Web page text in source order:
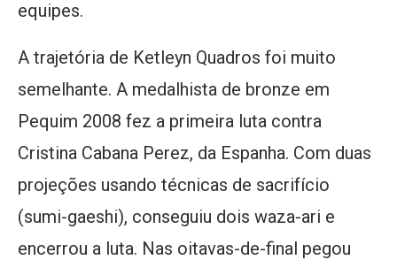
equipes.
A trajetória de Ketleyn Quadros foi muito
semelhante. A medalhista de bronze em
Pequim 2008 fez a primeira luta contra
Cristina Cabana Perez, da Espanha. Com duas
projeções usando técnicas de sacrifício
(sumi-gaeshi), conseguiu dois waza-ari e
encerrou a luta. Nas oitavas-de-final pegou